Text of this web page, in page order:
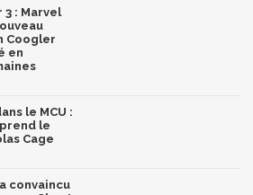
3 : Marvel
Coogler
en
le MCU :
le
Cage
convaincu